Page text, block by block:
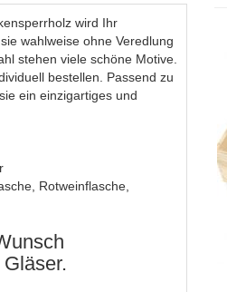
wird Ihr
wahlweise ohne Veredlung
stehen viele schöne Motive.
bestellen. Passend zu
ein einzigartiges und
Rotweinflasche,